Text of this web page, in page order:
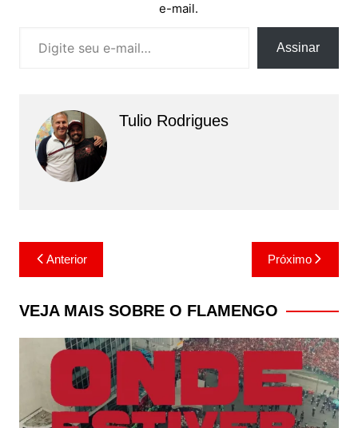
e-mail.
Assinar
Tulio Rodrigues
Navegação
de
Post
Anterior Próximo
VEJA MAIS SOBRE O FLAMENGO